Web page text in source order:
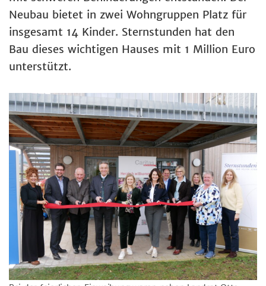
Neubau bietet in zwei Wohngruppen Platz für
insgesamt 14 Kinder. Sternstunden hat den
Bau dieses wichtigen Hauses mit 1 Million Euro
unterstützt.